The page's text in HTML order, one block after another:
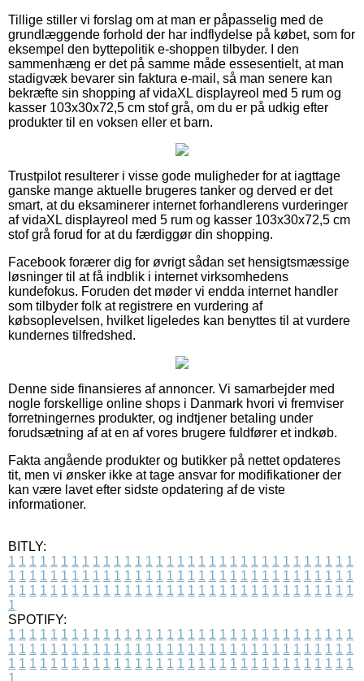
Tillige stiller vi forslag om at man er påpasselig med de
grundlæggende forhold der har indflydelse på købet, som for
eksempel den byttepolitik e-shoppen tilbyder. I den
sammenhæng er det på samme måde essesentielt, at man
stadigvæk bevarer sin faktura e-mail, så man senere kan
bekræfte sin shopping af vidaXL displayreol med 5 rum og
kasser 103x30x72,5 cm stof grå, om du er på udkig efter
produkter til en voksen eller et barn.
Trustpilot resulterer i visse gode muligheder for at iagttage
ganske mange aktuelle brugeres tanker og derved er det
smart, at du eksaminerer internet forhandlerens vurderinger
af vidaXL displayreol med 5 rum og kasser 103x30x72,5 cm
stof grå forud for at du færdiggør din shopping.
Facebook forærer dig for øvrigt sådan set hensigtsmæssige
løsninger til at få indblik i internet virksomhedens
kundefokus. Foruden det møder vi endda internet handler
som tilbyder folk at registrere en vurdering af
købsoplevelsen, hvilket ligeledes kan benyttes til at vurdere
kundernes tilfredshed.
Denne side finansieres af annoncer. Vi samarbejder med
nogle forskellige online shops i Danmark hvori vi fremviser
forretningernes produkter, og indtjener betaling under
forudsætning af at en af vores brugere fuldfører et indkøb.
Fakta angående produkter og butikker på nettet opdateres
tit, men vi ønsker ikke at tage ansvar for modifikationer der
kan være lavet efter sidste opdatering af de viste
informationer.
BITLY:
1 1 1 1 1 1 1 1 1 1 1 1 1 1 1 1 1 1 1 1 1 1 1 1 1 1 1 1 1 1 1 1 1
1 1 1 1 1 1 1 1 1 1 1 1 1 1 1 1 1 1 1 1 1 1 1 1 1 1 1 1 1 1 1 1 1
1 1 1 1 1 1 1 1 1 1 1 1 1 1 1 1 1 1 1 1 1 1 1 1 1 1 1 1 1 1 1 1 1
1
SPOTIFY:
1 1 1 1 1 1 1 1 1 1 1 1 1 1 1 1 1 1 1 1 1 1 1 1 1 1 1 1 1 1 1 1 1
1 1 1 1 1 1 1 1 1 1 1 1 1 1 1 1 1 1 1 1 1 1 1 1 1 1 1 1 1 1 1 1 1
1 1 1 1 1 1 1 1 1 1 1 1 1 1 1 1 1 1 1 1 1 1 1 1 1 1 1 1 1 1 1 1 1
1